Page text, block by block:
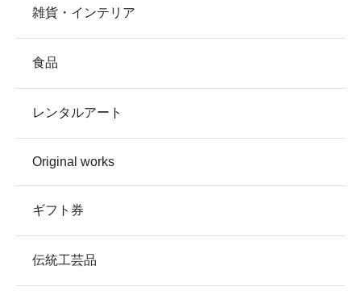
雑貨・インテリア
食品
レンタルアート
Original works
ギフト券
伝統工芸品